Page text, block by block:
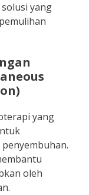
yang
yang
oleh